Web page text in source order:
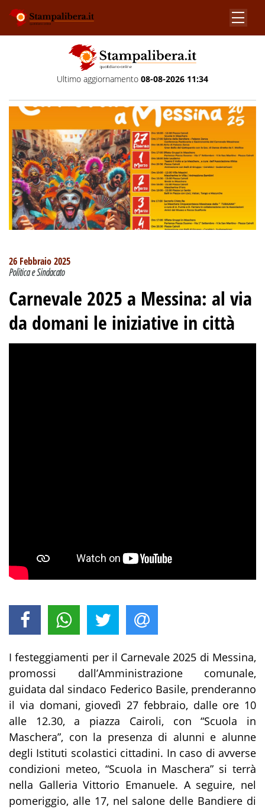
Ultimo aggiornamento 08-08-2026 11:34
26 Febbraio 2025
Politica e Sindacato
Carnevale 2025 a Messina: al via
da domani le iniziative in città
I festeggiamenti per il Carnevale 2025 di Messina,
promossi dall’Amministrazione comunale,
guidata dal sindaco Federico Basile, prenderanno
il via domani, giovedì 27 febbraio, dalle ore 10
alle 12.30, a piazza Cairoli, con “Scuola in
Maschera”, con la presenza di alunni e alunne
degli Istituti scolastici cittadini. In caso di avverse
condizioni meteo, “Scuola in Maschera” si terrà
nella Galleria Vittorio Emanuele. A seguire, nel
pomeriggio, alle 17, nel salone delle Bandiere di